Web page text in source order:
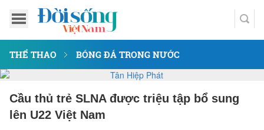
THỂ THAO BÓNG ĐÁ TRONG NƯỚC
Cầu thủ trẻ SLNA được triệu tập bổ sung
lên U22 Việt Nam